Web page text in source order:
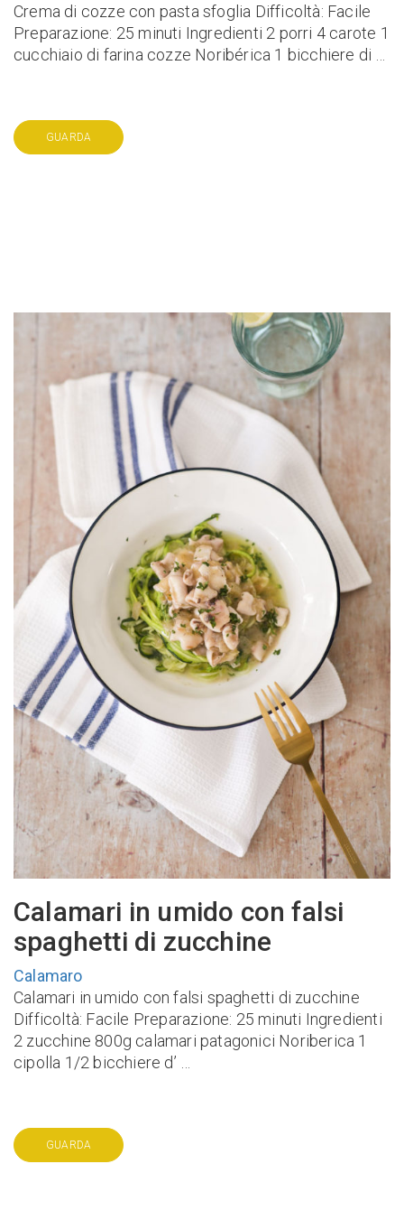
Crema di cozze con pasta sfoglia Difficoltà: Facile
Preparazione: 25 minuti Ingredienti 2 porri 4 carote 1
cucchiaio di farina cozze Noribérica 1 bicchiere di …
GUARDA
Calamari in umido con falsi
spaghetti di zucchine
Calamaro
Calamari in umido con falsi spaghetti di zucchine
Difficoltà: Facile Preparazione: 25 minuti Ingredienti
2 zucchine 800g calamari patagonici Noriberica 1
cipolla 1/2 bicchiere d’ …
GUARDA